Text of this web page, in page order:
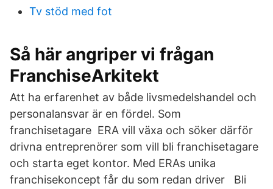
Tv stöd med fot
Så här angriper vi frågan
FranchiseArkitekt
Att ha erfarenhet av både livsmedelshandel och
personalansvar är en fördel. Som
franchisetagare ERA vill växa och söker därför
drivna entreprenörer som vill bli franchisetagare
och starta eget kontor. Med ERAs unika
franchisekoncept får du som redan driver Bli